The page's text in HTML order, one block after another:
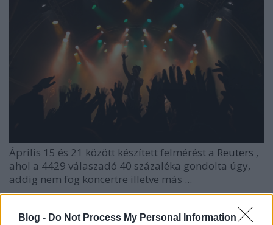
Blog - Do Not Process My Personal Information
Április 15 és 21 között készített felmérést a Reuters ,
ahol a 4429 válaszadó 40 százaléka gondolta úgy,
addig nem fog koncertre illetve más ...